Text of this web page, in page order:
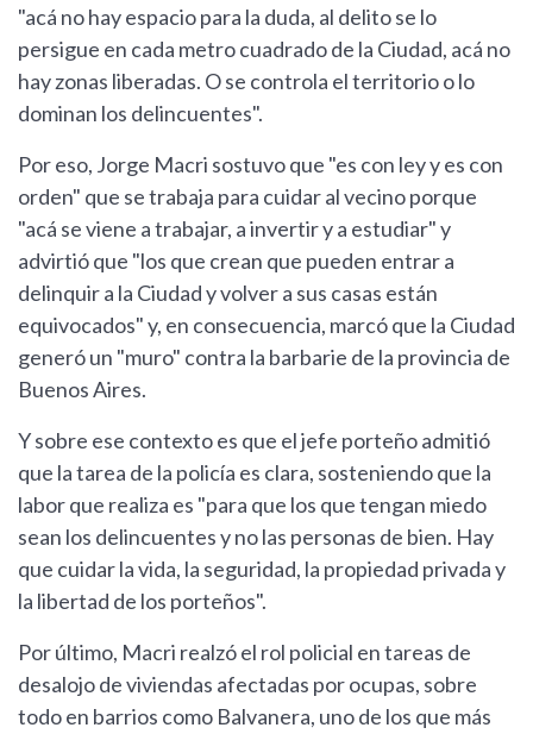
"acá no hay espacio para la duda, al delito se lo
persigue en cada metro cuadrado de la Ciudad, acá no
hay zonas liberadas. O se controla el territorio o lo
dominan los delincuentes".
Por eso, Jorge Macri sostuvo que "es con ley y es con
orden" que se trabaja para cuidar al vecino porque
"acá se viene a trabajar, a invertir y a estudiar" y
advirtió que "los que crean que pueden entrar a
delinquir a la Ciudad y volver a sus casas están
equivocados" y, en consecuencia, marcó que la Ciudad
generó un "muro" contra la barbarie de la provincia de
Buenos Aires.
Y sobre ese contexto es que el jefe porteño admitió
que la tarea de la policía es clara, sosteniendo que la
labor que realiza es "para que los que tengan miedo
sean los delincuentes y no las personas de bien. Hay
que cuidar la vida, la seguridad, la propiedad privada y
la libertad de los porteños".
Por último, Macri realzó el rol policial en tareas de
desalojo de viviendas afectadas por ocupas, sobre
todo en barrios como Balvanera, uno de los que más